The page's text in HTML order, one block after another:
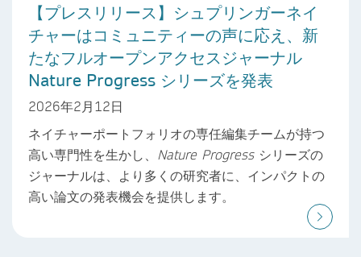
【プレスリリース】シュプリンガーネイ
チャーはコミュニティーの声に応え、新
たなフルオープンアクセスジャーナル
Nature Progress シリーズを発表
2026年2月12日
ネイチャーポートフォリオの専任編集チームが持つ
高い専門性を生かし、 Nature Progress シリーズの
ジャーナルは、より多くの研究者に、インパクトの
高い論文の発表機会を提供します。